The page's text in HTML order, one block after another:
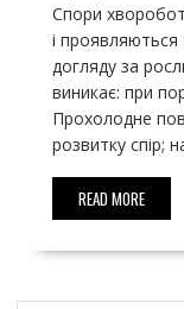
Спори
і проявляються
догляду за
виникає: при
Прохолодне
розвитку спір;
READ MORE